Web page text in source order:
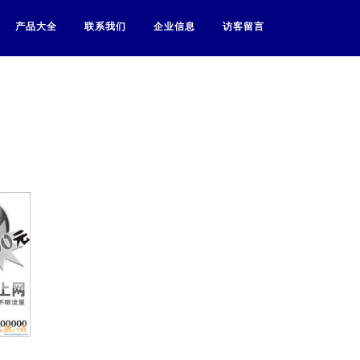
产品大全 联系我们 企业信息 访客留言